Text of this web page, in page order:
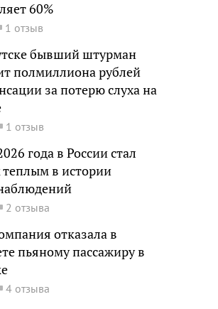
60%
1 отзыв
бывший штурман
полмиллиона рублей
за потерю слуха на
1 отзыв
года в России стал
в истории
2 отзыва
отказала в
пьяному пассажиру в
4 отзыва